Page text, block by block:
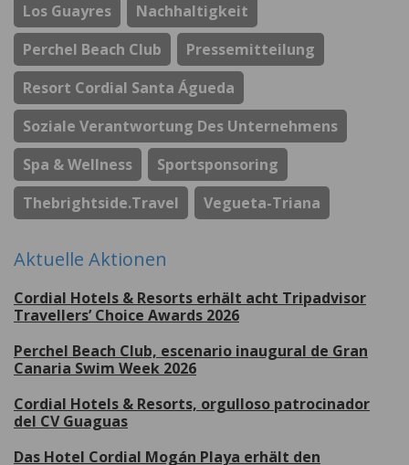
Los Guayres
Nachhaltigkeit
Perchel Beach Club
Pressemitteilung
Resort Cordial Santa Águeda
Soziale Verantwortung Des Unternehmens
Spa & Wellness
Sportsponsoring
Thebrightside.travel
Vegueta-Triana
Aktuelle Aktionen
Cordial Hotels & Resorts erhält acht Tripadvisor
Travellers’ Choice Awards 2026
Perchel Beach Club, escenario inaugural de Gran
Canaria Swim Week 2026
Cordial Hotels & Resorts, orgulloso patrocinador
del CV Guaguas
Das Hotel Cordial Mogán Playa erhält den